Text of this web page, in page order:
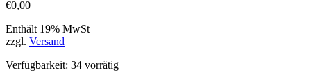
€0,00
Enthält 19% MwSt
zzgl. Versand
Verfügbarkeit: 34 vorrätig